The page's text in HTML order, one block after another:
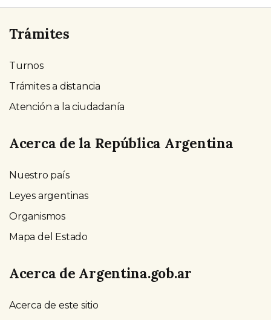
Trámites
Turnos
Trámites a distancia
Atención a la ciudadanía
Acerca de la República Argentina
Nuestro país
Leyes argentinas
Organismos
Mapa del Estado
Acerca de Argentina.gob.ar
Acerca de este sitio